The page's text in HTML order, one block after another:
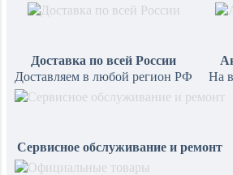
Доставка по всей России
Доставляем в любой регион РФ
На
Сервисное обслуживание и ремонт